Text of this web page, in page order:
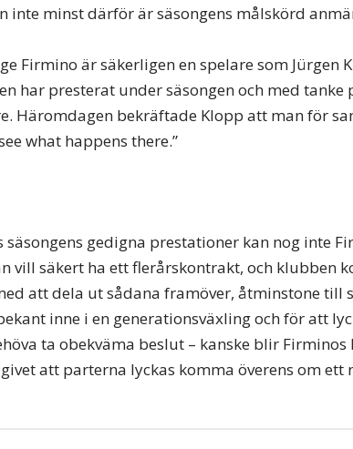
inte minst därför är säsongens målskörd
Firmino är säkerligen en spelare som Jürgen
har presterat under säsongen och med
Häromdagen bekräftade Klopp att man för
what happens there.”
säsongens gedigna prestationer kan nog inte
vill säkert ha ett flerårskontrakt, och klubben
att dela ut sådana framöver, åtminstone till
inne i en generationsväxling och för att
ta obekväma beslut – kanske blir
att parterna lyckas komma överens om ett